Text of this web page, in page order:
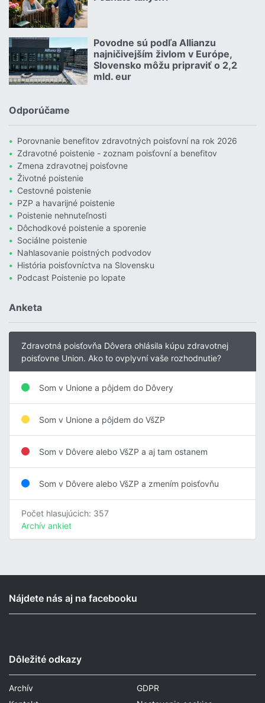
Povodne sú podľa Allianzu
najničivejším živlom v Európe,
Slovensko môžu pripraviť o 2,2
mld. eur
23.07.2026 |
Odporúčame
Porovnanie benefitov zdravotných poisťovní na rok 2026
Zdravotné poistenie - zoznam poisťovní a benefitov
Zmena zdravotnej poisťovne
Životné poistenie
Cestovné poistenie
PZP a havarijné poistenie
Poistenie nehnuteľnosti
Dôchodkové poistenie a sporenie
Sociálne poistenie
Nahlasovanie poistných podvodov
História poisťovníctva na Slovensku
Podcast Poistenie po lopate
Anketa
Zdravotná poisťovňa Dôvera ohlásila kúpu zdravotnej
poisťovne Union. Ako to ovplyvní vaše rozhodnutie?
Som v Unione a pôjdem do Dôvery
Som v Unione a pôjdem do VšZP
Som v Dôvere alebo VšZP a aj tam ostanem
Som v Dôvere alebo VšZP a zmením poisťovňu
Počet hlasujúcich: 357
Archív ankiet
Nájdete nás aj na facebooku
Dôležité odkazy
Archív
GDPR